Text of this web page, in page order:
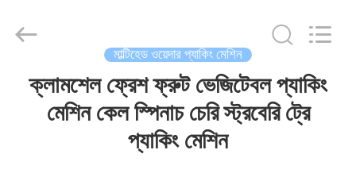
বাড়ি
মাল্টিহেড ওয়েদার প্যাকিং মেশিন
ক্লামশেল ফ্রেশ ফ্রুট ভেজিটেবল প্যাকিং
মেশিন কেল স্পিনাচ চেরি স্ট্রবেরি ট্রে
প্যাকিং মেশিন